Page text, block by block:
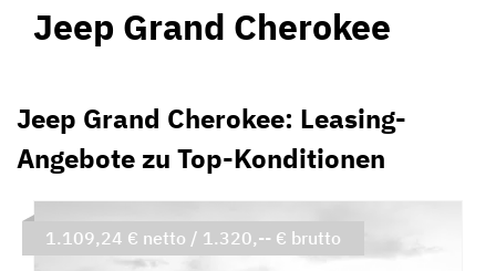
Jeep Grand Cherokee
Jeep Grand Cherokee: Leasing-
Angebote zu Top-Konditionen
1.109,24 € netto / 1.320,-- € brutto